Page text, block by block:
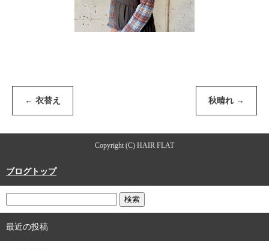
← 衣替え 秋晴れ →
Copyright (C) HAIR FLAT
ブログトップ
最近の投稿